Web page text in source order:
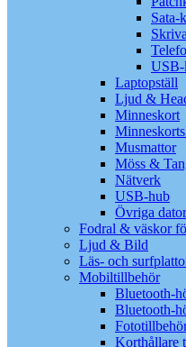
Sata-
USB-
Laptopställ
Ljud &
Minneskort
Musmattor
Möss &
Nätverk
USB-hub
Övriga
Fodral & väskor
Ljud & Bild
Läs- och
Mobiltillbehör
Bluetooth-
Bluetooth-
Korthållare